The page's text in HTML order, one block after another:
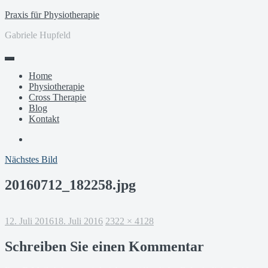
Zum
springen
Praxis für Physiotherapie
Gabriele Hupfeld
Home
Physiotherapie
Cross Therapie
Blog
Kontakt
Nächstes Bild
20160712_182258.jpg
Veröffentlicht
12. Juli 201618. Juli 2016 Volle
2322 × 4128
Schreiben Sie einen Kommentar